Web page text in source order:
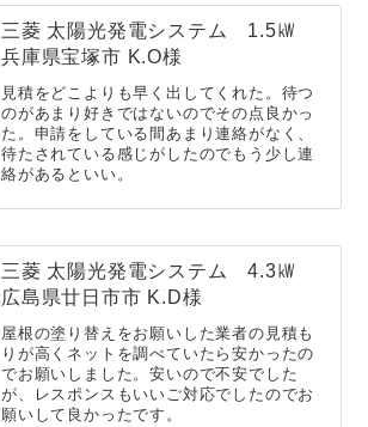
三菱 太陽光発電システム 1.5㎾
兵庫県宝塚市 K.O様
見積をどこよりも早く出してくれた。待つ
のがあまり好きではないのでその点良かっ
た。申請をしている間あまり連絡がなく、
待たされている感じがしたのでもう少し連
絡があるといい。
三菱 太陽光発電システム 4.3㎾
広島県廿日市市 K.D様
屋根の塗り替えをお願いした業者の見積も
りが高くネットを調べていたら安かったの
でお願いしました。安いので不安でした
が、レスポンスもいいご対応でしたのでお
願いして良かったです。